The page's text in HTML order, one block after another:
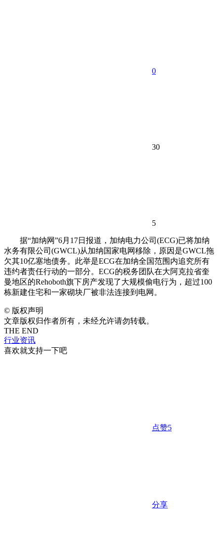
0
30
5
据“加纳网”6月17日报道，加纳电力公司(ECG)已将加纳
水务有限公司(GWCL)从加纳国家电网移除，原因是GWCL拖
欠其10亿塞地债务。此举是ECG在加纳全国范围内追究所有
违约者责任行动的一部分。ECG的税务团队在大阿克拉省奎
曼地区的Rehoboth旗下房产发现了大规模偷电行为，超过100
栋新建住宅和一家砌块厂被非法连接到电网。
© 版权声明
文章版权归作者所有，未经允许请勿转载。
THE END
行业资讯
喜欢就支持一下吧
点赞5
分享